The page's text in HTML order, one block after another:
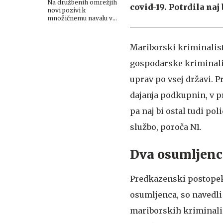
#video
Na družbenih omrežjih
novi pozivi k
množičnemu navalu v
covid-19. Potrdila
Mariborski
gospodarske
uprav po vsej državi.
dajanja podkupnin, v
pa naj bi ostal tudi
službo, poroča N1.
Dva
Predkazenski
osumljenca, so
mariborskih